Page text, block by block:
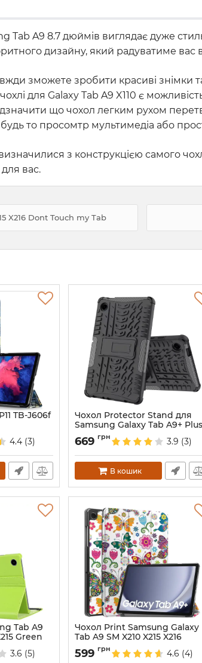
Tab A9 8.7 дюймів виглядає дуже
дизайну, який радуватиме вас
зможете зробити красиві знімки
для Galaxy Tab A9 X110 є
що чохол легким рухом
то просомтр мультимедіа або
з конструкцією самого
вас.
X216 Dont Touch my Tab
TB-J606f
4.4 (3)
Чохол Protector Stand для
Samsung Galaxy Tab A9+ Plus
(11'') Black
Артикул: 73565
669 грн 3.9 (3)
В кошик
Tab A9
Green
3.6 (5)
Чохол Print Samsung Galaxy
Tab A9 SM X210 X215 X216
Butterfly
Артикул: 7255
599 грн 4.6 (4)